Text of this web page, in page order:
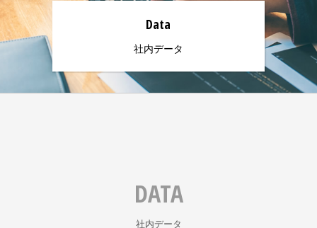
Data
社内データ
DATA
社内データ